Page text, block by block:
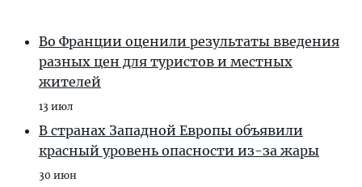
Во Франции оценили результаты введения
разных цен для туристов и местных
жителей
13 июл
В странах Западной Европы объявили
красный уровень опасности из-за жары
30 июн